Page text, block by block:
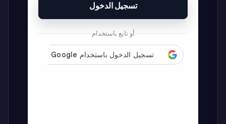
تسجيل الدخول
أو تابع باستخدام